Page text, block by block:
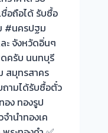
อถือได้ รับซื้อ
#นครปฐม
ะ จังหวัดอิ่นๆ
ดครับ นนทบุรี
สมุทรสาคร
ามได้รับซื้อตั๋ว
อง ทองรูป
ำนำทองเค